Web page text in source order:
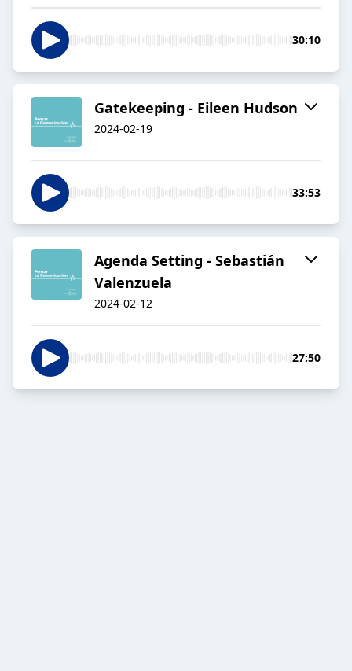
30:10
Gatekeeping - Eileen Hudson
2024-02-19
33:53
Agenda Setting - Sebastián
Valenzuela
2024-02-12
27:50